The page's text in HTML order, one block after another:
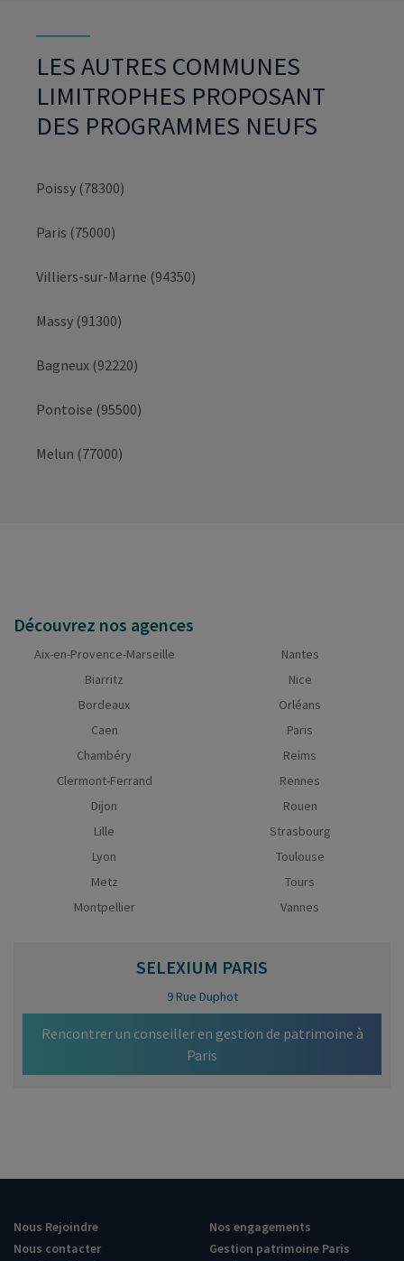
LES AUTRES COMMUNES
LIMITROPHES PROPOSANT
DES PROGRAMMES NEUFS
Poissy (78300)
Paris (75000)
Villiers-sur-Marne (94350)
Massy (91300)
Bagneux (92220)
Pontoise (95500)
Melun (77000)
Découvrez nos agences
Aix-en-Provence-Marseille
Biarritz
Bordeaux
Caen
Chambéry
Clermont-Ferrand
Dijon
Lille
Lyon
Metz
Montpellier
Nantes
Nice
Orléans
Paris
Reims
Rennes
Rouen
Strasbourg
Toulouse
Tours
Vannes
SELEXIUM PARIS
9 Rue Duphot
Rencontrer un conseiller en gestion de patrimoine à
Paris
Nous Rejoindre
Nous contacter
Nos engagements
Gestion patrimoine Paris